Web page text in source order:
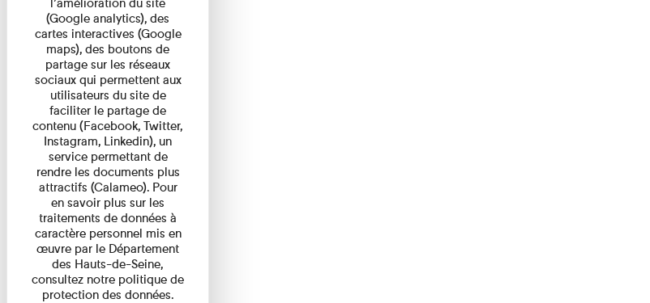
(Google analytics), des
cartes interactives (Google
maps), des boutons de
partage sur les réseaux
sociaux qui permettent aux
utilisateurs du site de
faciliter le partage de
contenu (Facebook, Twitter,
Instagram, Linkedin), un
service permettant de
rendre les documents plus
attractifs (Calameo). Pour
en savoir plus sur les
traitements de données à
caractère personnel mis en
œuvre par le Département
des Hauts-de-Seine,
consultez notre politique de
protection des données.